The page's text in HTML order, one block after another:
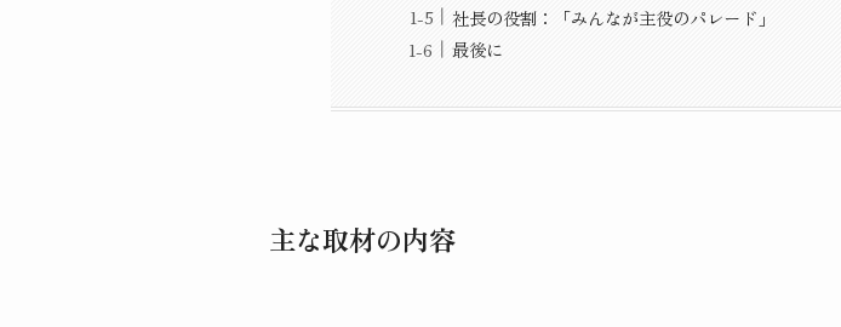
社長の役割：「みんなが主役のパレード」
最後に
主な取材の内容